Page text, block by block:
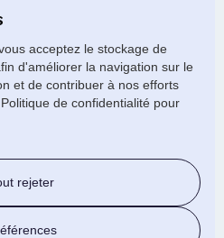
une mutuelle optique
pouvez réaliser des
vos dépenses de santé. Que
classique ou des
de comparer les
sur le marché pour
acceptez le stockage de
d'améliorer la navigation sur le
et de contribuer à nos efforts
de confidentialité pour
rejeter